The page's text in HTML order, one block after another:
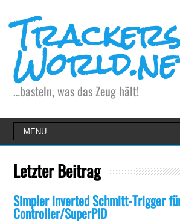
…basteln, was das Zeug hält!
Letzter Beitrag
Simpler inverted Schmitt-Trigger
Controller/SuperPID